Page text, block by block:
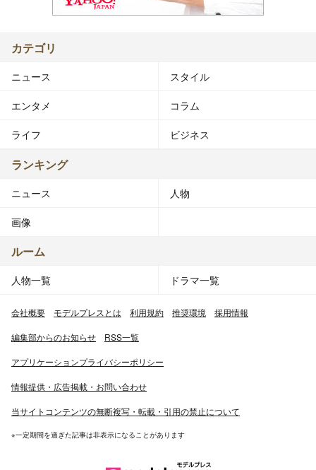
カテゴリ
ニュース スタイル
エンタメ コラム
ライフ ビジネス
ランキング
ニュース 人物
画像
ルーム
人物一覧 ドラマ一覧
会社概要 モデルプレスとは 利用規約 推奨環境 採用情報
編集部からのお知らせ RSS一覧
アプリケーションプライバシーポリシー
情報提供・広告掲載・お問い合わせ
当サイトコンテンツの無断複写・転載・引用の禁止について
※一定期間を過ぎた記事は非表示になることがあります